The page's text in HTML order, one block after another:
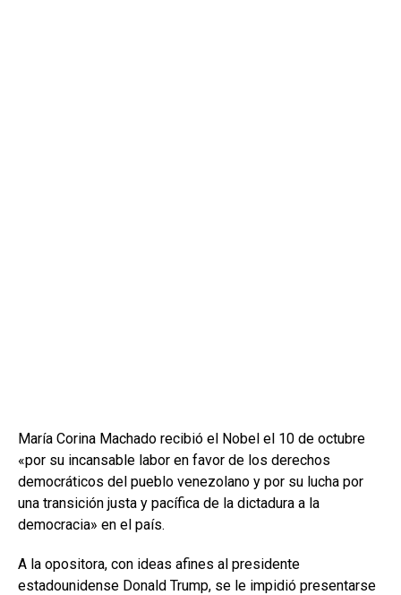
María Corina Machado recibió el Nobel el 10 de octubre
«por su incansable labor en favor de los derechos
democráticos del pueblo venezolano y por su lucha por
una transición justa y pacífica de la dictadura a la
democracia» en el país.
A la opositora, con ideas afines al presidente
estadounidense Donald Trump, se le impidió presentarse